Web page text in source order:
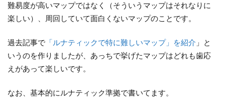
難易度が高いマップではなく（そういうマップはそれなりに
楽しい）、周回していて面白くないマップのことです。
過去記事で 「ルナティックで特に難しいマップ」を紹介 」と
いうのを作りましたが、あっちで挙げたマップはどれも歯応
えがあって楽しいです。
なお、基本的にルナティック準拠で書いてます。